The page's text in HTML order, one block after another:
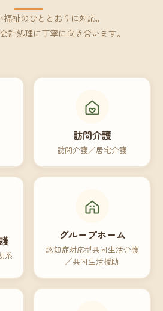
祉のひととおりに対応。
計処理に丁寧に向き合います。
訪問介護
訪問介護／居宅介護
系
グループホーム
認知症対応型共同生活介護
／共同生活援助